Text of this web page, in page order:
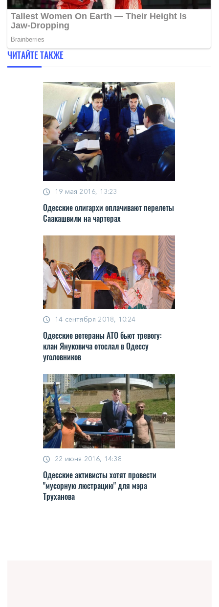
ЧИТАЙТЕ ТАКЖЕ
19 мая 2016, 13:23
Одесские олигархи оплачивают перелеты
Саакашвили на чартерах
14 сентября 2018, 10:24
Одесские ветераны АТО бьют тревогу:
клан Януковича отослал в Одессу
уголовников
22 июня 2016, 14:38
Одесские активисты хотят провести
"мусорную люстрацию" для мэра
Труханова